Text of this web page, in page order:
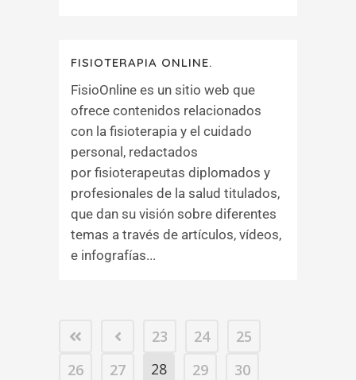
FISIOTERAPIA ONLINE.
FisioOnline es un sitio web que
ofrece contenidos relacionados
con la fisioterapia y el cuidado
personal, redactados
por fisioterapeutas diplomados y
profesionales de la salud titulados,
que dan su visión sobre diferentes
temas a través de artículos, vídeos,
e infografías...
23 24
25
26
27 28 29
30